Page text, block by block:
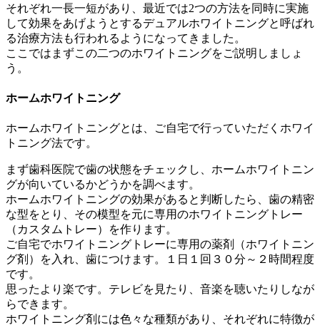
それぞれ一長一短があり、最近では2つの方法を同時に実施
して効果をあげようとするデュアルホワイトニングと呼ばれ
る治療方法も行われるようになってきました。
ここではまずこの二つのホワイトニングをご説明しましょ
う。
ホームホワイトニング
ホームホワイトニングとは、ご自宅で行っていただくホワイ
トニング法です。
まず歯科医院で歯の状態をチェックし、ホームホワイトニン
グが向いているかどうかを調べます。
ホームホワイトニングの効果があると判断したら、歯の精密
な型をとり、その模型を元に専用のホワイトニングトレー
（カスタムトレー）を作ります。
ご自宅でホワイトニングトレーに専用の薬剤（ホワイトニン
グ剤）を入れ、歯につけます。１日１回３０分～２時間程度
です。
思ったより楽です。テレビを見たり、音楽を聴いたりしなが
らできます。
ホワイトニング剤には色々な種類があり、それぞれに特徴が